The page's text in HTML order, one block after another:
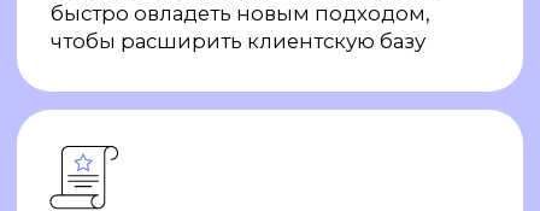
Сезон ваших
обновлений
психологии